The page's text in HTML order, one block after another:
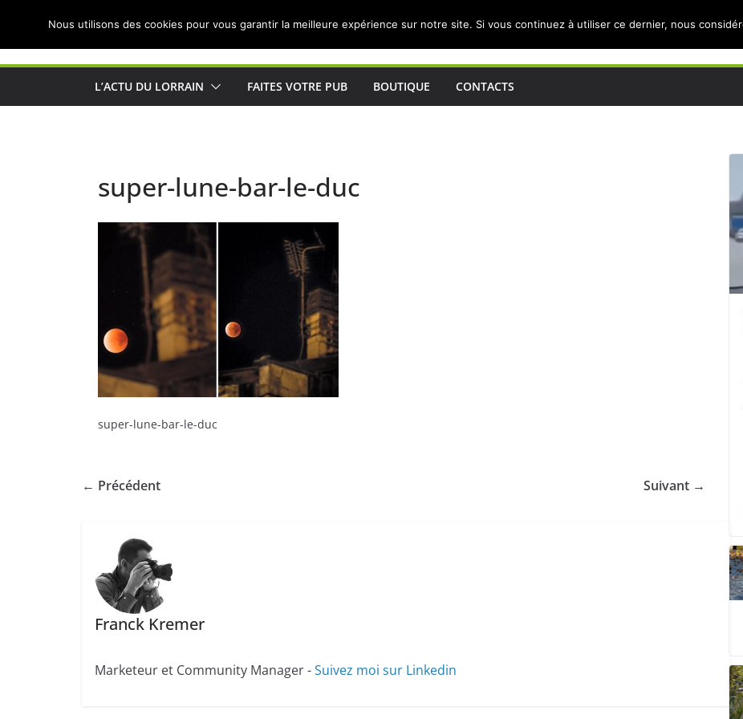
Actualités de Lorraine pour les Lorrains
L’ACTU DU LORRAIN FAITES VOTRE PUB BOUTIQUE CONTACTS
super-lune-bar-le-duc
super-lune-bar-le-duc
← Précédent Suivant →
Franck Kremer
Marketeur et Community Manager -Suivez moi sur Linkedin
Nous utilisons des cookies pour vous garantir la meilleure expérience sur notre site. Si vous continuez à utiliser ce dernier, nous